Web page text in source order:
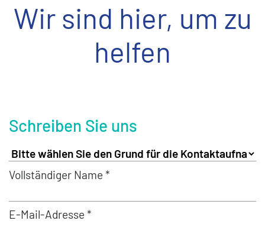
Wir sind hier, um zu
helfen
Schreiben Sie uns
Vollständiger Name *
E-Mail-Adresse *